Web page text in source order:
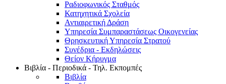
Ραδιοφωνικός Σταθμός
Κατηχητικά Σχολεία
Αντιαιρετική Δράση
Υπηρεσία Συμπαραστάσεως Οικογενείας
Θρησκευτική Υπηρεσία Στρατού
Συνέδρια - Εκδηλώσεις
Θείον Κήρυγμα
Βιβλία - Περιοδικά - Τηλ. Εκπομπές
Βιβλία